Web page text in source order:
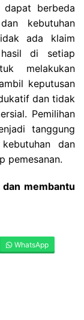
dapat berbeda
kebutuhan
ada klaim
di setiap
melakukan
keputusan
dan tidak
Pemilihan
tanggung
dan
pemesanan.
membantu
WhatsApp